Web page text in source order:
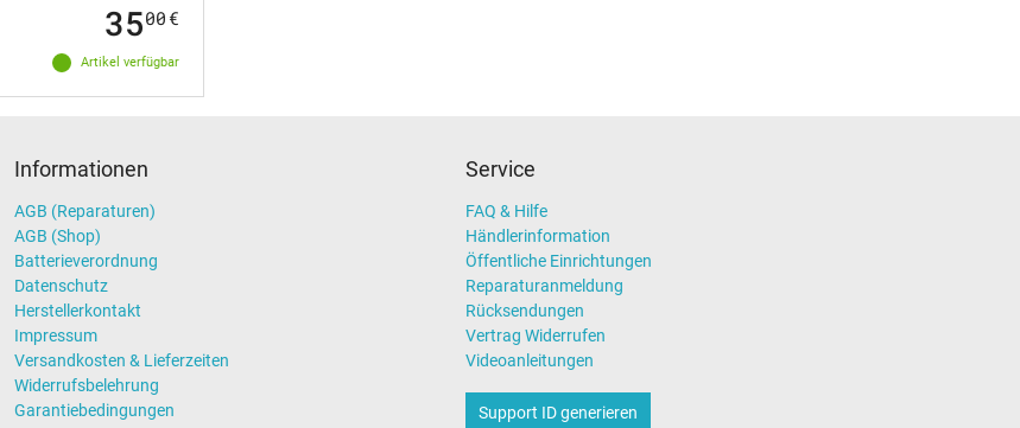
Artikel verfügbar
3500 €
Informationen
AGB (Reparaturen)
AGB (Shop)
Batterieverordnung
Datenschutz
Herstellerkontakt
Impressum
Versandkosten & Lieferzeiten
Widerrufsbelehrung
Garantiebedingungen
Service
FAQ & Hilfe
Händlerinformation
Öffentliche Einrichtungen
Reparaturanmeldung
Rücksendungen
Vertrag Widerrufen
Videoanleitungen
Support ID generieren